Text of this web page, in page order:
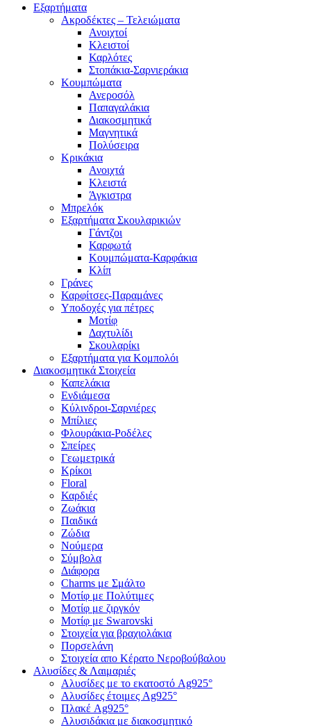
Εξαρτήματα
Ακροδέκτες – Τελειώματα
Ανοιχτοί
Κλειστοί
Καρλότες
Στοπάκια-Σαρνιεράκια
Κουμπώματα
Ανεροσόλ
Παπαγαλάκια
Διακοσμητικά
Μαγνητικά
Πολύσειρα
Κρικάκια
Ανοιχτά
Κλειστά
Άγκιστρα
Μπρελόκ
Εξαρτήματα Σκουλαρικιών
Γάντζοι
Καρφωτά
Κουμπώματα-Καρφάκια
Κλίπ
Γράνες
Καρφίτσες-Παραμάνες
Υποδοχές για πέτρες
Μοτίφ
Δαχτυλίδι
Σκουλαρίκι
Εξαρτήματα για Κομπολόι
Διακοσμητικά Στοιχεία
Καπελάκια
Ενδιάμεσα
Κύλινδροι-Σαρνιέρες
Μπίλιες
Φλουράκια-Ροδέλες
Σπείρες
Γεωμετρικά
Κρίκοι
Floral
Καρδιές
Ζωάκια
Παιδικά
Ζώδια
Νούμερα
Σύμβολα
Διάφορα
Charms με Σμάλτο
Μοτίφ με Πολύτιμες
Μοτίφ με ζιργκόν
Μοτίφ με Swarovski
Στοιχεία για βραχιολάκια
Πορσελάνη
Στοιχεία απο Κέρατο Νεροβούβαλου
Αλυσίδες & Λαιμαριές
Αλυσίδες με το εκατοστό Ag925°
Αλυσίδες έτοιμες Ag925°
Πλακέ Ag925°
Αλυσιδάκια με διακοσμητικό